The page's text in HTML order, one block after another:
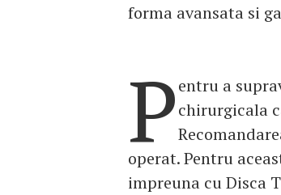
forma avansata si
Pentru a
chirurgicala
operat. Pentru
impreuna cu Disca